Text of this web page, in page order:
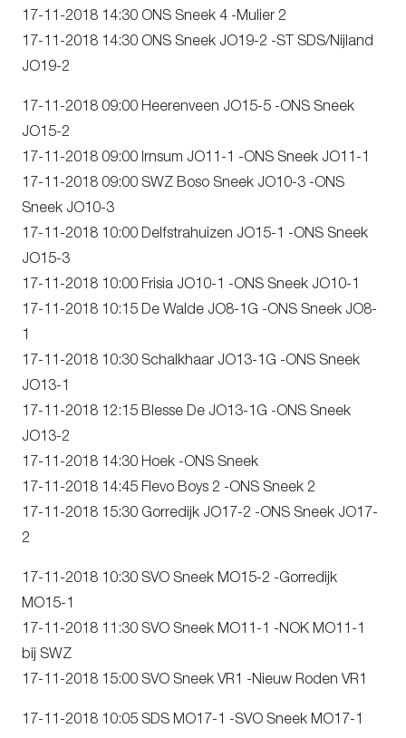
17-11-2018 14:30 ONS Sneek 4 -Mulier 2
17-11-2018 14:30 ONS Sneek JO19-2 -ST SDS/Nijland
JO19-2
17-11-2018 09:00 Heerenveen JO15-5 -ONS Sneek
JO15-2
17-11-2018 09:00 Irnsum JO11-1 -ONS Sneek JO11-1
17-11-2018 09:00 SWZ Boso Sneek JO10-3 -ONS
Sneek JO10-3
17-11-2018 10:00 Delfstrahuizen JO15-1 -ONS Sneek
JO15-3
17-11-2018 10:00 Frisia JO10-1 -ONS Sneek JO10-1
17-11-2018 10:15 De Walde JO8-1G -ONS Sneek JO8-
1
17-11-2018 10:30 Schalkhaar JO13-1G -ONS Sneek
JO13-1
17-11-2018 12:15 Blesse De JO13-1G -ONS Sneek
JO13-2
17-11-2018 14:30 Hoek -ONS Sneek
17-11-2018 14:45 Flevo Boys 2 -ONS Sneek 2
17-11-2018 15:30 Gorredijk JO17-2 -ONS Sneek JO17-
2
17-11-2018 10:30 SVO Sneek MO15-2 -Gorredijk
MO15-1
17-11-2018 11:30 SVO Sneek MO11-1 -NOK MO11-1
bij SWZ
17-11-2018 15:00 SVO Sneek VR1 -Nieuw Roden VR1
17-11-2018 10:05 SDS MO17-1 -SVO Sneek MO17-1